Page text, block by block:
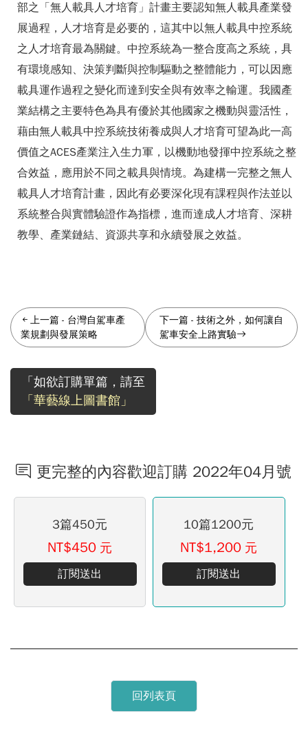
部之「無人載具人才培育」計畫主要認知無人載具產業發
展過程，人才培育是必要的，這其中以無人載具中控系統
之人才培育最為關鍵。中控系統為一整合度高之系統，具
有環境感知、決策判斷與控制驅動之整體能力，可以因應
載具運作過程之變化而達到安全與有效率之輸運。我國產
業結構之主要特色為具有優於其他國家之機動與靈活性，
藉由無人載具中控系統技術養成與人才培育可望為此一高
價值之ACES產業注入生力軍，以機動地發揮中控系統之整
合效益，應用於不同之載具與情境。為建構一完整之無人
載具人才培育計畫，因此有必要深化現有課程與作法並以
系統整合與實體驗證作為指標，進而達成人才培育、深耕
教學、產業鏈結、資源共享和永續發展之效益。
上一篇 - 台灣自駕車產
業規劃與發展策略
下一篇 -技術之外，如何讓自
駕車安全上路實驗
「如欲訂購單篇，請至
「華藝線上圖書館」
更完整的內容歡迎訂購 2022年04月號
3篇450元
NT$450 元
訂閱送出
10篇1200元
NT$1,200 元
訂閱送出
回列表頁